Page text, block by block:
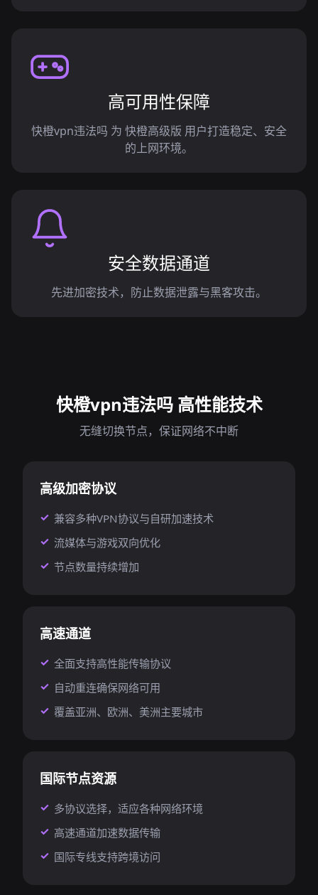
高可用性保障
快橙vpn违法吗 为 快橙高级版 用户打造稳定、安全
的上网环境。
安全数据通道
先进加密技术，防止数据泄露与黑客攻击。
快橙vpn违法吗 高性能技术
无缝切换节点，保证网络不中断
高级加密协议
兼容多种VPN协议与自研加速技术
流媒体与游戏双向优化
节点数量持续增加
高速通道
全面支持高性能传输协议
自动重连确保网络可用
覆盖亚洲、欧洲、美洲主要城市
国际节点资源
多协议选择，适应各种网络环境
高速通道加速数据传输
国际专线支持跨境访问